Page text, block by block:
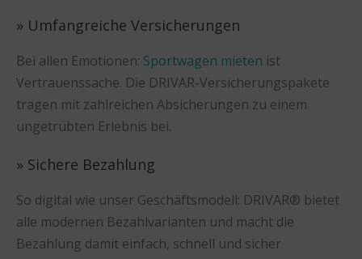
» Umfangreiche Versicherungen
Bei allen Emotionen: Sportwagen mieten ist
Vertrauenssache. Die DRIVAR-Versicherungspakete
tragen mit zahlreichen Absicherungen zu einem
ungetrübten Erlebnis bei.
» Sichere Bezahlung
So digital wie unser Geschäftsmodell: DRIVAR® bietet
alle modernen Bezahlvarianten und macht die
Bezahlung damit einfach, schnell und sicher